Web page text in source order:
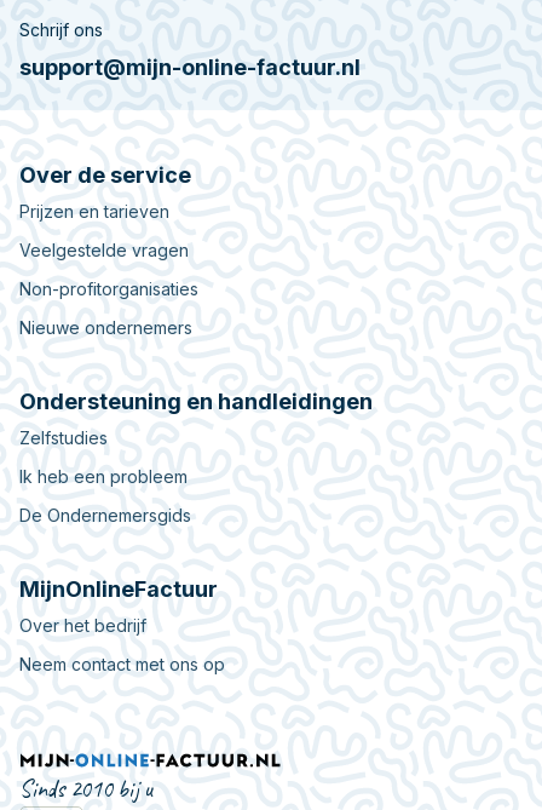
Schrijf ons
support@mijn-online-factuur.nl
Over de service
Prijzen en tarieven
Veelgestelde vragen
Non-profitorganisaties
Nieuwe ondernemers
Ondersteuning en handleidingen
Zelfstudies
Ik heb een probleem
De Ondernemersgids
MijnOnlineFactuur
Over het bedrijf
Neem contact met ons op
Sinds 2010 bij u